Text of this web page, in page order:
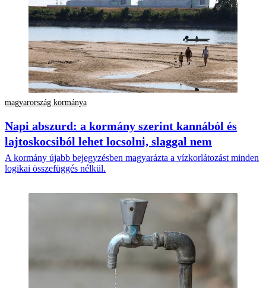
magyarország kormánya
Napi abszurd: a kormány szerint kannából és
lajtoskocsiból lehet locsolni, slaggal nem
A kormány újabb bejegyzésben magyarázta a vízkorlátozást minden
logikai összefüggés nélkül.